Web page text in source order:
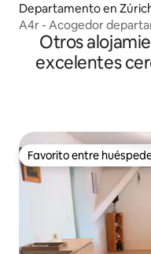
Departamento en
A4r - Acogedor
ciudadOtros
excelentes
Favorito entre
Favorito entre